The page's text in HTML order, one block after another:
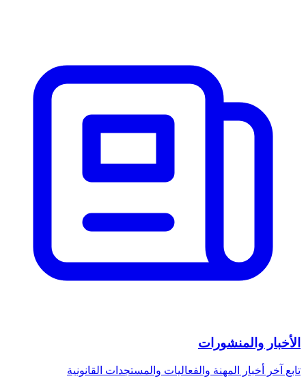
الأخبار والمنشورات
تابع آخر أخبار المهنة والفعاليات والمستجدات القانونية